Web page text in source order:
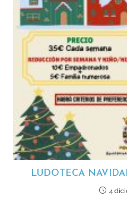
LUDOTECA
4